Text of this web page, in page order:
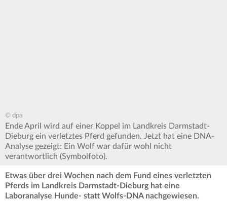
© dpa
Ende April wird auf einer Koppel im Landkreis Darmstadt-
Dieburg ein verletztes Pferd gefunden. Jetzt hat eine DNA-
Analyse gezeigt: Ein Wolf war dafür wohl nicht
verantwortlich (Symbolfoto).
Etwas über drei Wochen nach dem Fund eines verletzten
Pferds im Landkreis Darmstadt-Dieburg hat eine
Laboranalyse Hunde- statt Wolfs-DNA nachgewiesen.